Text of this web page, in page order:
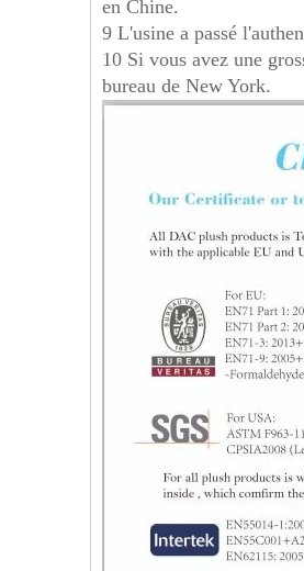
en Chine.
9 L'usine a passé
10 Si vous avez une
bureau de New York.